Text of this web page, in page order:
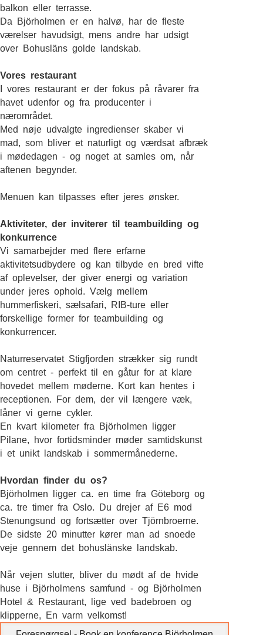
balkon eller terrasse.
Da Björholmen er en halvø, har de fleste
værelser havudsigt, mens andre har udsigt
over Bohusläns golde landskab.
Vores restaurant
I vores restaurant er der fokus på råvarer fra
havet udenfor og fra producenter i
nærområdet.
Med nøje udvalgte ingredienser skaber vi
mad, som bliver et naturligt og værdsat afbræk
i mødedagen - og noget at samles om, når
aftenen begynder.
Menuen kan tilpasses efter jeres ønsker.
Aktiviteter, der inviterer til teambuilding og
konkurrence
Vi samarbejder med flere erfarne
aktivitetsudbydere og kan tilbyde en bred vifte
af oplevelser, der giver energi og variation
under jeres ophold. Vælg mellem
hummerfiskeri, sælsafari, RIB-ture eller
forskellige former for teambuilding og
konkurrencer.
Naturreservatet Stigfjorden strækker sig rundt
om centret - perfekt til en gåtur for at klare
hovedet mellem møderne. Kort kan hentes i
receptionen. For dem, der vil længere væk,
låner vi gerne cykler.
En kvart kilometer fra Björholmen ligger
Pilane, hvor fortidsminder møder samtidskunst
i et unikt landskab i sommermånederne.
Hvordan finder du os?
Björholmen ligger ca. en time fra Göteborg og
ca. tre timer fra Oslo. Du drejer af E6 mod
Stenungsund og fortsætter over Tjörnbroerne.
De sidste 20 minutter kører man ad snoede
veje gennem det bohuslänske landskab.
Når vejen slutter, bliver du mødt af de hvide
huse i Björholmens samfund - og Björholmen
Hotel & Restaurant, lige ved badebroen og
klipperne, En varm velkomst!